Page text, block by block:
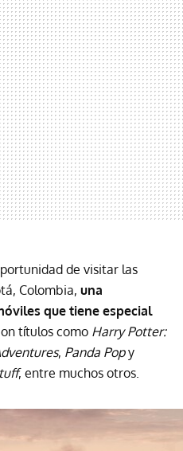
de visitar las
Colombia, una
que tiene especial
títulos como Harry Potter:
, Panda Popy
, entre muchos otros.